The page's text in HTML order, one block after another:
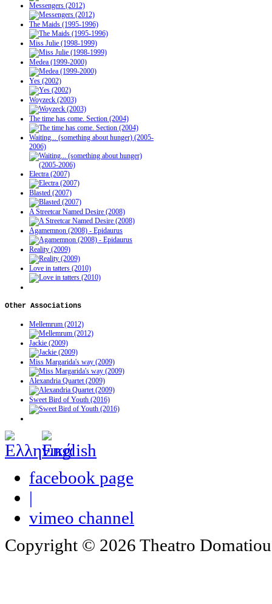
Messengers (2012)
The Maids (1995-1996)
Miss Julie (1998-1999)
Medea (1999-2000)
Yes (2002)
Woyzeck (2003)
The time has come. Section (2004)
Waiting... (something about hunger) (2005-
2006)
Electra (2007)
Blasted (2007)
A Streetcar Named Desire (2008)
Agamemnon (2008) - Epidaurus
Reality (2009)
Love in tatters (2010)
Other Associations
Mellemrum (2012)
Jackie (2009)
Miss Margarida's way (2009)
Alexandria Quartet (2009)
Sweet Bird of Youth (2016)
facebook page
|
vimeo channel
Copyright © 2026 Theatro